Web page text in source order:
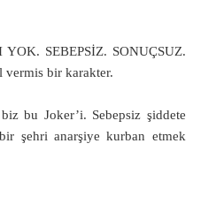
SEBEPSİZ. SONUÇSUZ.
bir karakter.
bu Joker’i. Sebepsiz şiddete
şehri anarşiye kurban etmek